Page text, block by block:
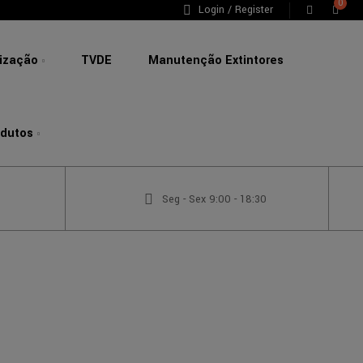
Login / Register
0
TVDE Manutenção Extintores
Seg - Sex 9:00 - 18:30